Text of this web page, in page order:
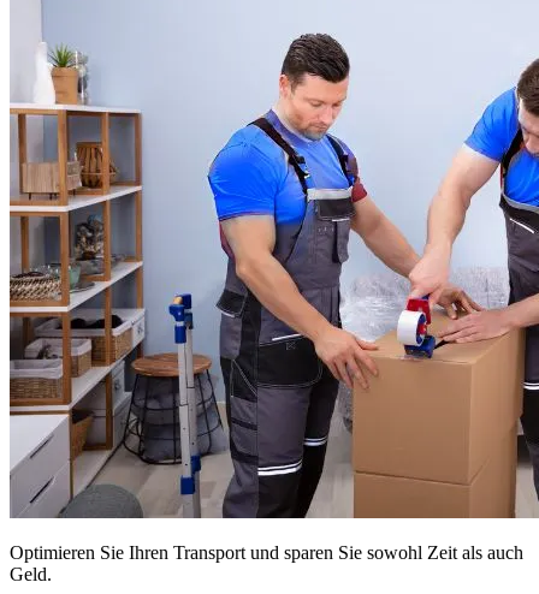
Optimieren Sie Ihren Transport und sparen Sie sowohl Zeit als auch
Geld.